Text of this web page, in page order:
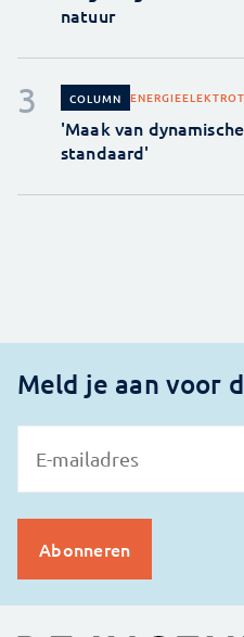
natuur
COLUMN ENERGIE
'Maak van
standaard'
Meld je aan voor